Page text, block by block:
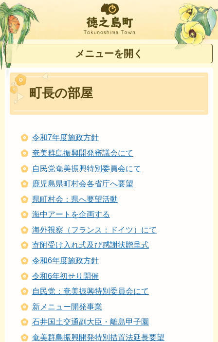
徳之島町
メニューを開く
町長の部屋
令和7年度施政方針
奄美群島振興開発審議会にて
自民党奄美振興特別委員会にて
鹿児島県町村会各省庁へ要望
県町村会：県へ要望活動
海中アートを企画する
海外視察（フランス：ドイツ）にて
寄附受け入れ式及び感謝状贈呈式
令和6年度施政方針
令和6年初せり開催
自民党：奄美振興特別委員会にて
新メニュー開発事業
石井国土交通副大臣・離島甲子園
奄美群島振興開発特別措置法延長要望